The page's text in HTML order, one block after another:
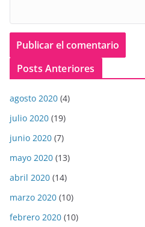
Posts Anteriores
agosto 2020 (4)
julio 2020 (19)
junio 2020 (7)
mayo 2020 (13)
abril 2020 (14)
marzo 2020 (10)
febrero 2020 (10)